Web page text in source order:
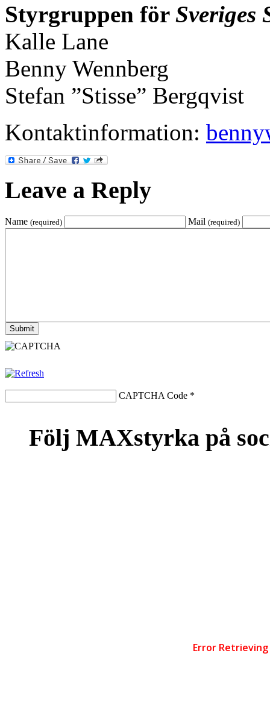
Styrgruppen för Sveriges
Kalle Lane
Benny Wennberg
Stefan ”Stisse” Bergqvist
Kontaktinformation:
Leave a Reply
Name (required) Mail (required)
CAPTCHA Code *
Följ MAXstyrka på